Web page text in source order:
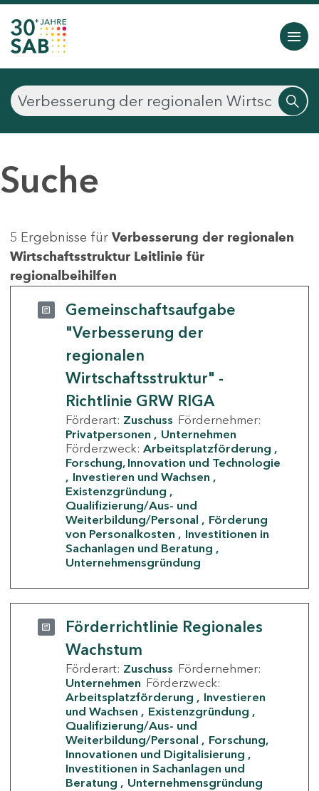
Suche
5 Ergebnisse für Verbesserung der regionalen
Wirtschaftsstruktur Leitlinie für
regionalbeihilfen
Gemeinschaftsaufgabe
"Verbesserung der
regionalen
Wirtschaftsstruktur" -
Richtlinie GRW RIGA
Förderart: Zuschuss Fördernehmer:
Privatpersonen
Unternehmen
Förderzweck: Arbeitsplatzförderung
Forschung, Innovation und Technologie
Investieren und Wachsen
Existenzgründung
Qualifizierung/Aus- und
Weiterbildung/Personal
Förderung
von Personalkosten
Investitionen in
Sachanlagen und Beratung
Unternehmensgründung
Förderrichtlinie Regionales
Wachstum
Förderart: Zuschuss Fördernehmer:
Unternehmen Förderzweck:
Arbeitsplatzförderung
Investieren
und Wachsen
Existenzgründung
Qualifizierung/Aus- und
Weiterbildung/Personal
Forschung,
Innovationen und Digitalisierung
Investitionen in Sachanlagen und
Beratung
Unternehmensgründung